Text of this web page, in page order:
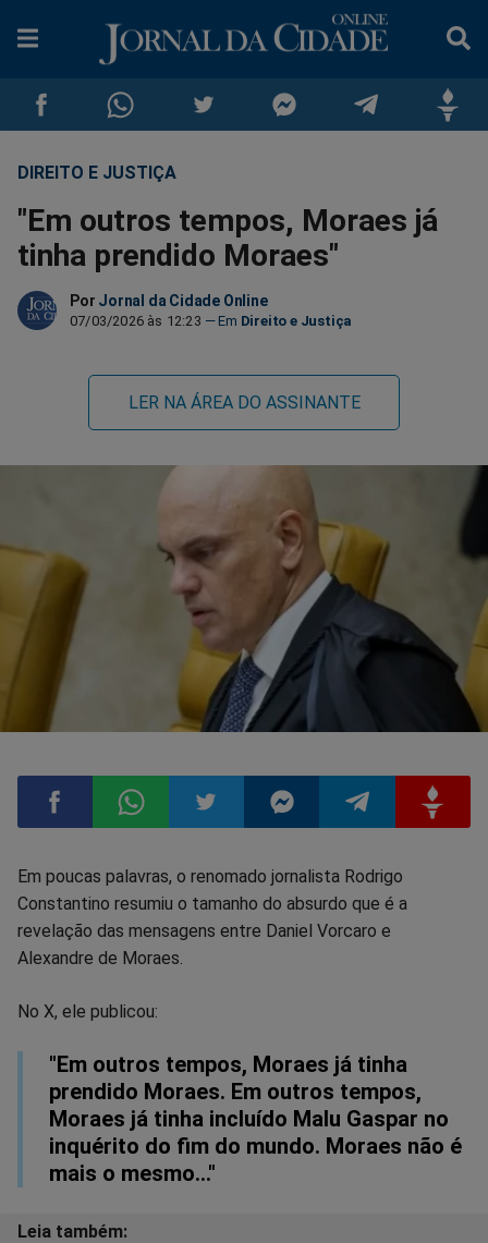
Compartilhar
no
Facebook
Compartilhar
no
Whatsapp
Compartilhar
no
Twitter
no
Messenger
no
no
DIREITO E JUSTIÇA
"Em outros tempos, Moraes já
tinha prendido Moraes"
Por Jornal da Cidade Online
07/03/2026 às 12:23 Direito e Justiça
LER NA ÁREA DO ASSINANTE
Compartilhar
no
Compartilhar
no
Compartilhar
no
Compartilhar
no
Compartilhar
no
Em poucas palavras, o renomado jornalista Rodrigo
Constantino resumiu o tamanho do absurdo que é a
revelação das mensagens entre Daniel Vorcaro e
Alexandre de Moraes.
No X, ele publicou:
"Em outros tempos, Moraes já tinha
prendido Moraes. Em outros tempos,
Moraes já tinha incluído Malu Gaspar no
inquérito do fim do mundo. Moraes não é
mais o mesmo…"